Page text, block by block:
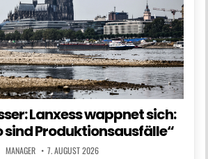
Lanxess wappnet sich:
sind Produktionsausfälle“
MANAGER 7. AUGUST 2026